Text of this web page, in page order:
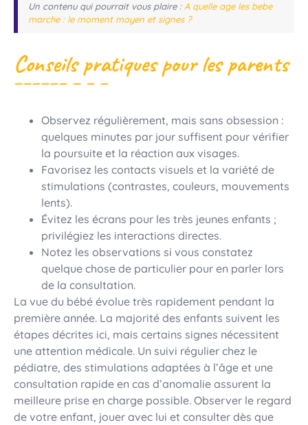
Un contenu qui pourrait vous plaire :A quelle age les bebe
marche : le moment moyen et signes ?
Conseils pratiques pour les parents
Observez régulièrement, mais sans obsession :
quelques minutes par jour suffisent pour vérifier
la poursuite et la réaction aux visages.
Favorisez les contacts visuels et la variété de
stimulations (contrastes, couleurs, mouvements
lents).
Évitez les écrans pour les très jeunes enfants ;
privilégiez les interactions directes.
Notez les observations si vous constatez
quelque chose de particulier pour en parler lors
de la consultation.
La vue du bébé évolue très rapidement pendant la
première année. La majorité des enfants suivent les
étapes décrites ici, mais certains signes nécessitent
une attention médicale. Un suivi régulier chez le
pédiatre, des stimulations adaptées à l’âge et une
consultation rapide en cas d’anomalie assurent la
meilleure prise en charge possible. Observer le regard
de votre enfant, jouer avec lui et consulter dès que